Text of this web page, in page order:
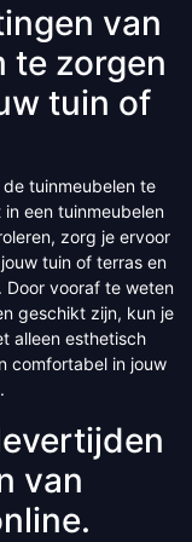
van
te zorgen
tuin of
tuinmeubelen te
een tuinmeubelen
zorg je ervoor
tuin of terras en
Door vooraf te weten
geschikt zijn, kun je
alleen esthetisch
comfortabel in jouw
van